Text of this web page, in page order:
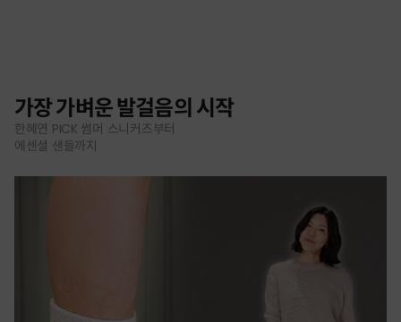
가장 가벼운 발걸음의 시작
한혜연 PICK 썸머 스니커즈부터
에센셜 샌들까지